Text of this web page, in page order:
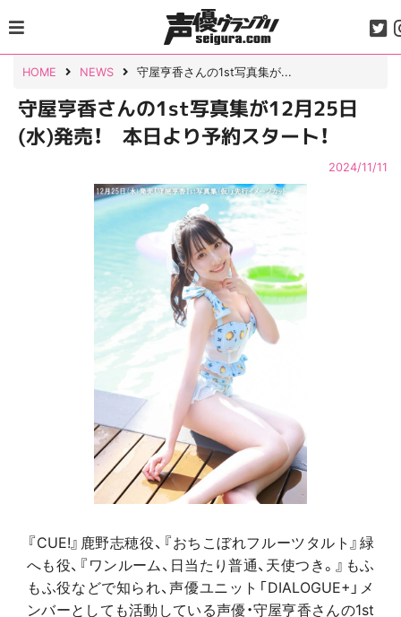
to
content
HOME NEWS 守屋亨香さんの1st写真集が...
守屋亨香さんの1st写真集が12月25日
(水)発売！ 本日より予約スタート！
2024/11/11
『CUE!』鹿野志穂役、『おちこぼれフルーツタルト』緑
へも役、『ワンルーム、日当たり普通、天使つき。』もふ
もふ役などで知られ、声優ユニット「DIALOGUE+」メ
ンバーとしても活動している声優・守屋亨香さんの1st